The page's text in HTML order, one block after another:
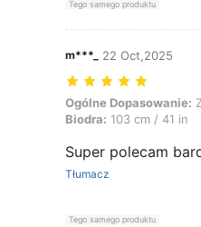
Tego samego produktu
m***_ 22 Oct,2025
Ogólne Dopasowanie:
Ogólne Dopasowanie:
Biodra: 103 cm / 41 in
Super polecam
Tłumacz
Tego samego produktu